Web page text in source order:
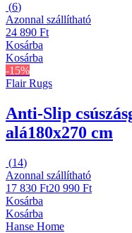
(6)
Azonnal szállítható
24 890 Ft
Kosárba
Kosárba
-15%
Flair Rugs
Anti-Slip
alá180x270 cm
(14)
Azonnal szállítható
17 830 Ft20 990 Ft
Kosárba
Kosárba
Hanse Home